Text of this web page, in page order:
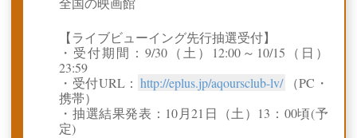
【ライブビューイング先行抽選受付】
・受付期間：9/30（土）12:00～10/15（日）
23:59
・受付URL： http://eplus.jp/aqoursclub-lv/
（PC・
携帯）
・抽選結果発表：10月21日（土）13：00頃(予
定)